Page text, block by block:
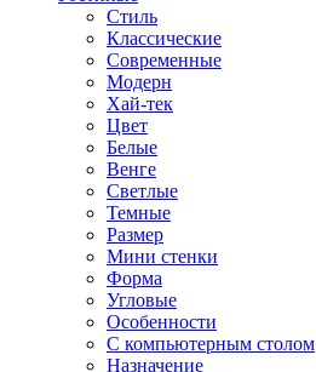
Стиль
Классические
Современные
Модерн
Хай-тек
Цвет
Белые
Венге
Светлые
Темные
Размер
Мини стенки
Форма
Угловые
Особенности
С компьютерным столом
Назначение